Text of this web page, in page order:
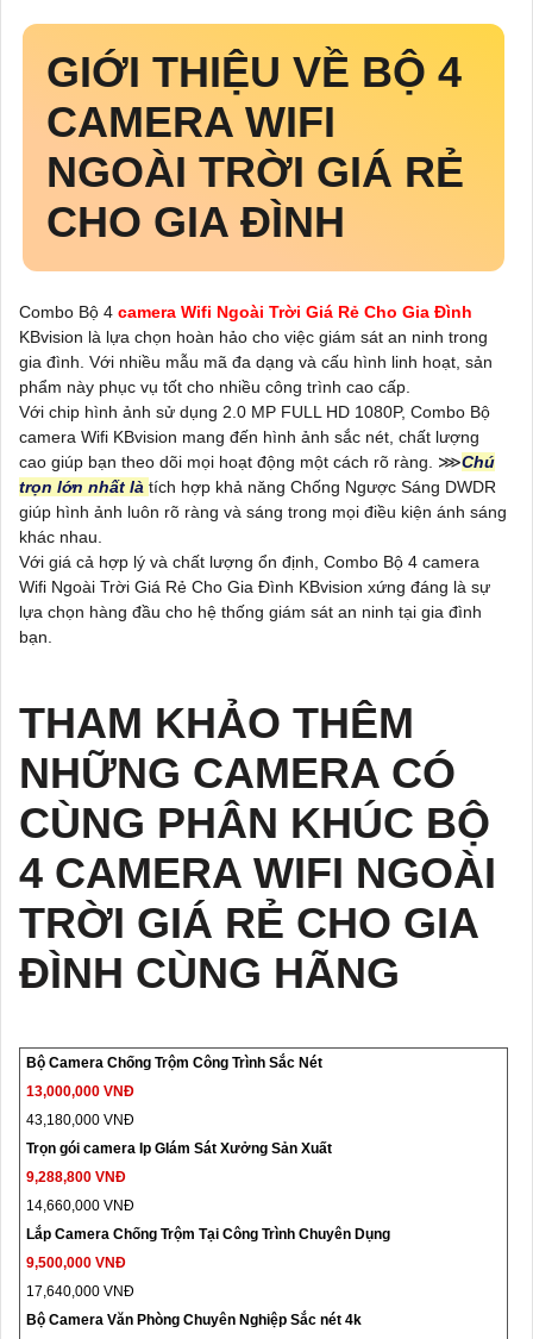
GIỚI THIỆU VỀ BỘ 4
CAMERA WIFI
NGOÀI TRỜI GIÁ RẺ
CHO GIA ĐÌNH
Combo Bộ 4 camera Wifi Ngoài Trời Giá Rẻ Cho Gia Đình
KBvision là lựa chọn hoàn hảo cho việc giám sát an ninh trong
gia đình. Với nhiều mẫu mã đa dạng và cấu hình linh hoạt, sản
phẩm này phục vụ tốt cho nhiều công trình cao cấp.
Với chip hình ảnh sử dụng 2.0 MP FULL HD 1080P, Combo Bộ
camera Wifi KBvision mang đến hình ảnh sắc nét, chất lượng
cao giúp bạn theo dõi mọi hoạt động một cách rõ ràng. ⋙Chú
trọn lớn nhất là tích hợp khả năng Chống Ngược Sáng DWDR
giúp hình ảnh luôn rõ ràng và sáng trong mọi điều kiện ánh sáng
khác nhau.
Với giá cả hợp lý và chất lượng ổn định, Combo Bộ 4 camera
Wifi Ngoài Trời Giá Rẻ Cho Gia Đình KBvision xứng đáng là sự
lựa chọn hàng đầu cho hệ thống giám sát an ninh tại gia đình
bạn.
THAM KHẢO THÊM
NHỮNG CAMERA CÓ
CÙNG PHÂN KHÚC BỘ
4 CAMERA WIFI NGOÀI
TRỜI GIÁ RẺ CHO GIA
ĐÌNH CÙNG HÃNG
Bộ Camera Chống Trộm Công Trình Sắc Nét
13,000,000 VNĐ
43,180,000 VNĐ
Trọn gói camera Ip GIám Sát Xưởng Sản Xuất
9,288,800 VNĐ
14,660,000 VNĐ
Lắp Camera Chống Trộm Tại Công Trình Chuyên Dụng
9,500,000 VNĐ
17,640,000 VNĐ
Bộ Camera Văn Phòng Chuyên Nghiệp Sắc nét 4k